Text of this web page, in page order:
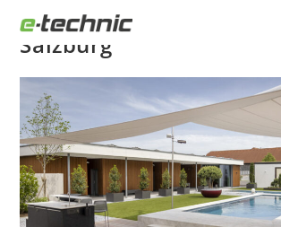
Smarter Poolpark in
Salzburg